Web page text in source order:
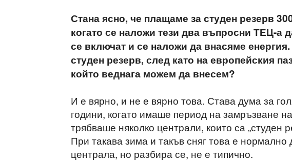
Стана ясно, че плащаме за студен резерв
когато се наложи тези два въпросни ТЕЦ-а
се включат и се наложи да внасяме
студен резерв, след като на европейския
който веднага можем да внесем?
И е вярно, и не е вярно това. Става дума за
години, когато имаше период на замръзване
трябваше няколко централи, които са „студен
При такава зима и такъв сняг това е нормално
централа, но разбира се, не е типично.